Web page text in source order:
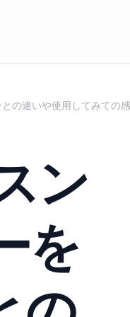
の違いや使用してみての感
ン
を